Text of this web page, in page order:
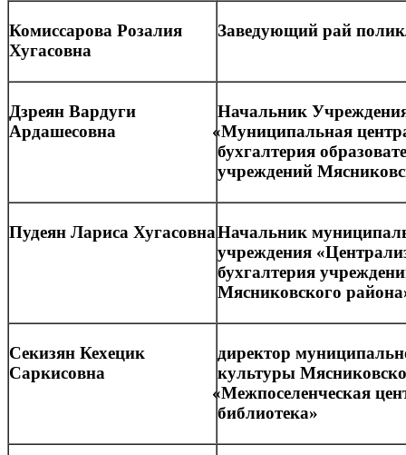
Комиссарова Розалия
Хугасовна
Заведующий рай
Дзреян Вардуги
Ардашесовна
Начальник
«Муниципальная
бухгалтерия
учреждений
Пудеян Лариса ХугасовнаНачальник
учреждения
бухгалтерия
Мясниковского
Секизян Кехецик
Саркисовна
директор
культуры
«Межпоселенческая
библиотека»